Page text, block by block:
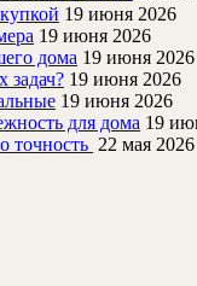
19 июня 2026
19 июня 2026
дома 19 июня 2026
19 июня 2026
19 июня 2026
для дома 19
точность 22 мая 2026